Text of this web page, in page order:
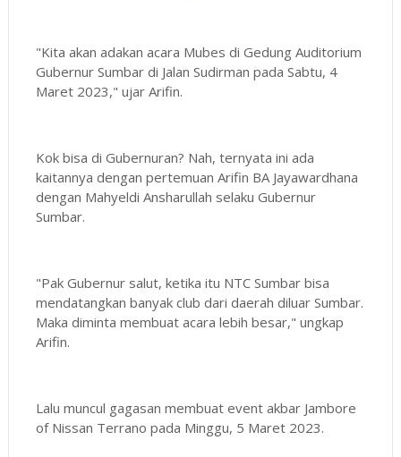
"Kita akan adakan acara Mubes di Gedung Auditorium
Gubernur Sumbar di Jalan Sudirman pada Sabtu, 4
Maret 2023," ujar Arifin.
Kok bisa di Gubernuran? Nah, ternyata ini ada
kaitannya dengan pertemuan Arifin BA Jayawardhana
dengan Mahyeldi Ansharullah selaku Gubernur
Sumbar.
"Pak Gubernur salut, ketika itu NTC Sumbar bisa
mendatangkan banyak club dari daerah diluar Sumbar.
Maka diminta membuat acara lebih besar," ungkap
Arifin.
Lalu muncul gagasan membuat event akbar Jambore
of Nissan Terrano pada Minggu, 5 Maret 2023.